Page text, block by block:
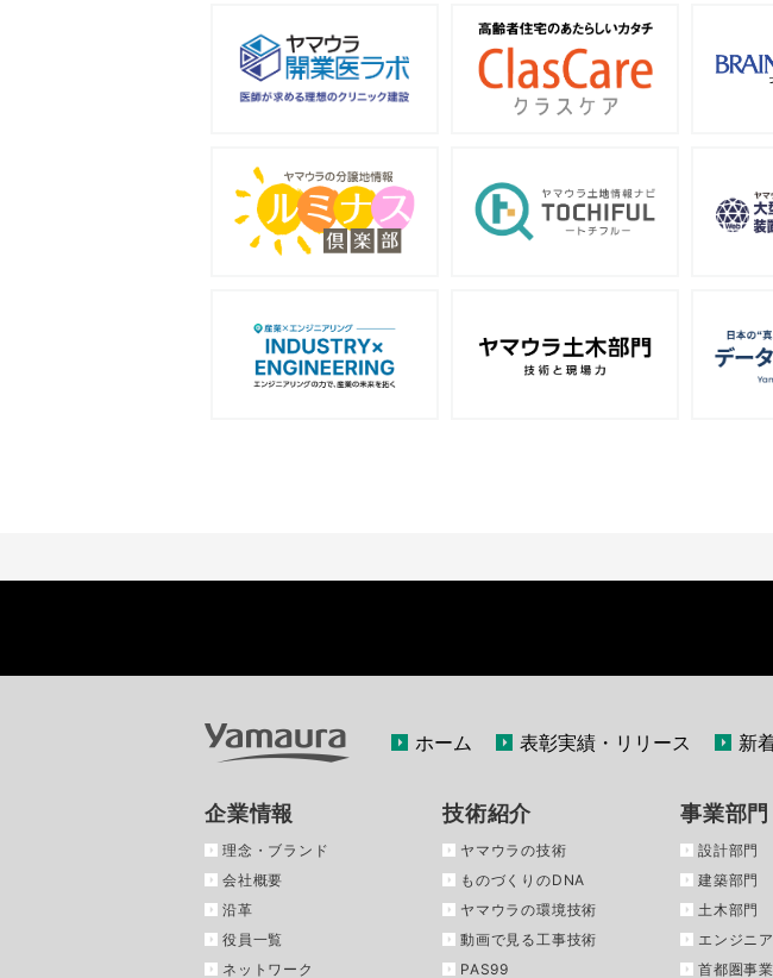
ホーム 表彰実績・リリース 新
企業情報
理念・ブランド
会社概要
沿革
役員一覧
ネットワーク
技術紹介
ヤマウラの技術
ものづくりのDNA
ヤマウラの環境技術
動画で見る工事技術
PAS99
事業部門
設計部門
建築部門
土木部門
エンジニ
首都圏事